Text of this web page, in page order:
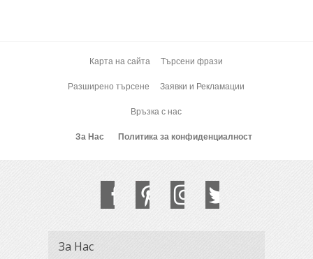
Карта на сайта Търсени фрази
Разширено търсене Заявки и Рекламации
Връзка с нас
За Нас Политика за конфиденциалност
За Нас